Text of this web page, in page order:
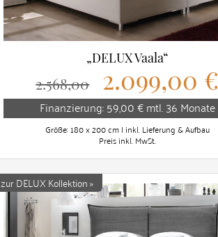
„DELUX Vaala“
2.568,00 2.099,00 €
Finanzierung: 59,00 € mtl. 36 Monate
Größe: 180 x 200 cm | inkl. Lieferung & Aufbau
Preis inkl. MwSt.
zur DELUX Kollektion »